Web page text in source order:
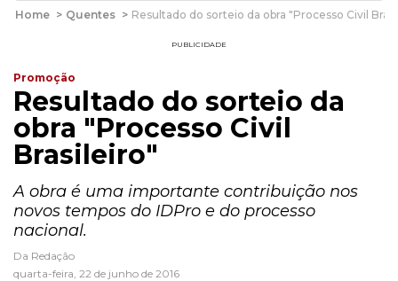
Home > Quentes > Resultado do sorteio da obra "Processo Civil
PUBLICIDADE
Promoção
Resultado do sorteio da
obra "Processo Civil
Brasileiro"
A obra é uma importante contribuição nos
novos tempos do IDPro e do processo
nacional.
Da Redação
quarta-feira, 22 de junho de 2016